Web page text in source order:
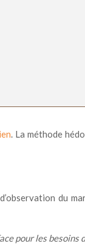
. La méthode
du
pour les besoins